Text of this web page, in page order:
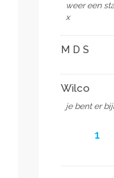
weer een
x
M D S
Wilco
je bent er
1